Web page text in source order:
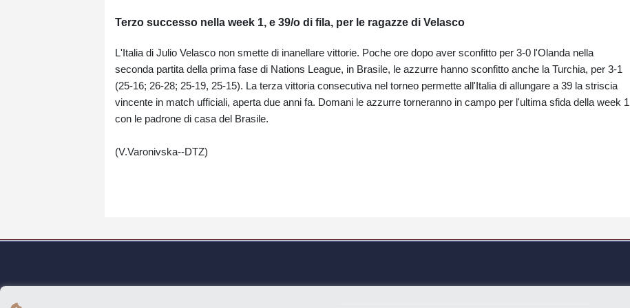
Terzo successo nella week 1, e 39/o di fila, per le ragazze di Velasco
L'Italia di Julio Velasco non smette di inanellare vittorie. Poche ore dopo aver sconfitto per 3-0 l'Olanda nella
seconda partita della prima fase di Nations League, in Brasile, le azzurre hanno sconfitto anche la Turchia, per 3-1
(25-16; 26-28; 25-19, 25-15). La terza vittoria consecutiva nel torneo permette all'Italia di allungare a 39 la striscia
vincente in match ufficiali, aperta due anni fa. Domani le azzurre torneranno in campo per l'ultima sfida della week 1
con le padrone di casa del Brasile.
(V.Varonivska--DTZ)